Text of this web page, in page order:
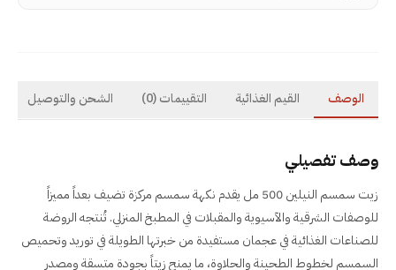
الوصف القيم الغذائية التقييمات(0) الشحن والتوصيل
وصف تفصيلي
زيت سمسم النيلين 500 مل يقدم نكهة سمسم مركزة تضيف بعداً مميزاً
للوصفات الشرقية والآسيوية والمقبلات في المطبخ المنزلي. تُنتجه الروضة
للصناعات الغذائية في عجمان مستفيدة من خبرتها الطويلة في توريد وتحميص
السمسم لخطوط الطحينة والحلاوة، ما يمنح زيتاً بجودة متسقة ومصدر